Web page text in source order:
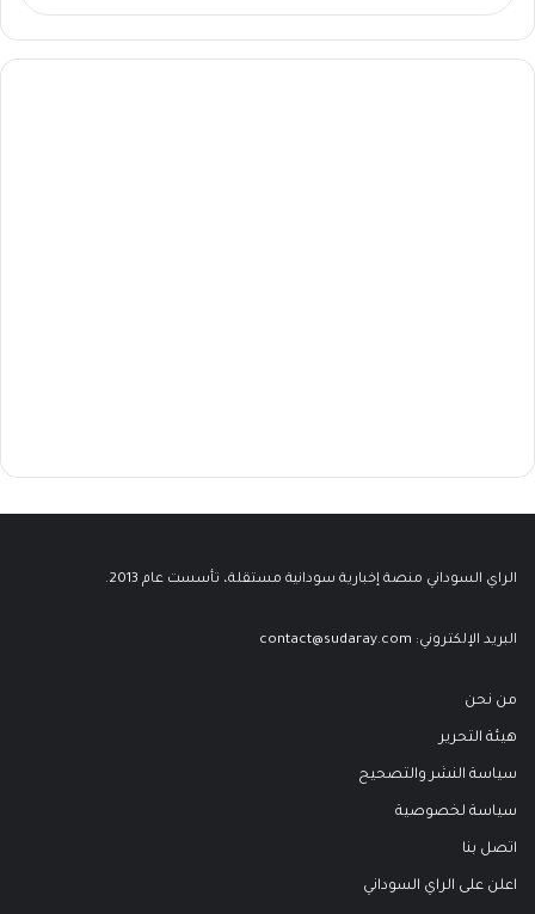
الراي السوداني منصة إخبارية سودانية مستقلة، تأسست عام 2013.
البريد الإلكتروني: contact@sudaray.com
من نحن
هيئة التحرير
سياسة النشر والتصحيح
سياسة لخصوصية
اتصل بنا
اعلن على الراي السوداني